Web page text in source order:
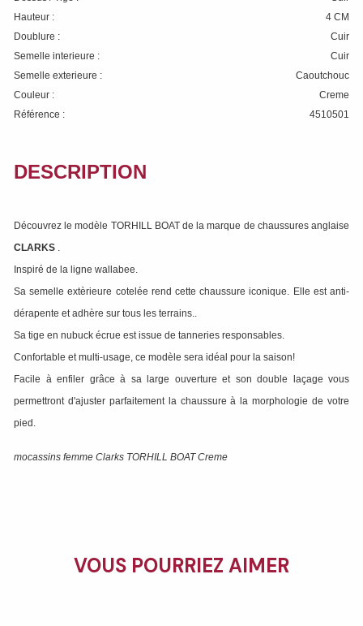
Hauteur :
4 CM
Doublure :
Cuir
Semelle interieure :
Cuir
Semelle exterieure :
Caoutchouc
Couleur :
Creme
Référence :
4510501
DESCRIPTION
Découvrez le modèle TORHILL BOAT de la marque de chaussures anglaise
CLARKS .
Inspiré de la ligne wallabee.
Sa semelle extèrieure cotelée rend cette chaussure iconique. Elle est anti-
dérapente et adhère sur tous les terrains..
Sa tige en nubuck écrue est issue de tanneries responsables.
Confortable et multi-usage, ce modèle sera idéal pour la saison!
Facile à enfiler grâce à sa large ouverture et son double laçage vous
permettront d'ajuster parfaitement la chaussure à la morphologie de votre
pied.
mocassins femme Clarks TORHILL BOAT Creme
VOUS POURRIEZ AIMER